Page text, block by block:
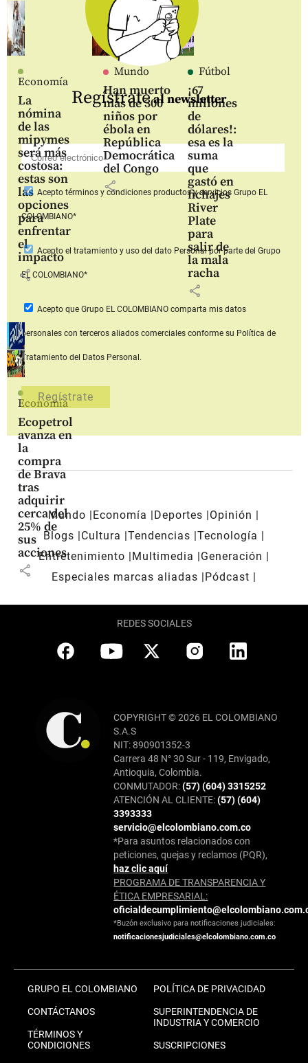
Economía
La
nómina
de las
mipymes
será más
costosa:
estas son
las
opciones
para
enfrentar
el
impacto
share
Mundo
Han muerto
más de 300
niños por
ébola en
República
Democrática
del Congo
share
Fútbol
¡67
millones
de
dólares!:
esa es la
suma
que
gastó en
fichajes
River
Plate
para
salir de
la mala
racha
share
Economía
Ecopetrol
avanza en
la
compra
de Brava
tras
adquirir
cerca del
25% de
sus
acciones
share
Regístrateal newsletter
Aceptotérminos y condiciones productos y serviciosGrupo EL
COLOMBIANO*
Acepto el tratamiento y uso del dato Personalpor parte del Grupo
EL COLOMBIANO*
Acepto que Grupo EL COLOMBIANOcomparta mis datos
personales con terceros aliados comerciales conforme su Política de
Tratamiento del Datos Personal.
Mundo Economía Deportes
Opinión
Blogs
Cultura Tendencias Tecnología
Entretenimiento
Multimedia
Generación
Especiales marcas aliadas
Pódcast
REDES SOCIALES
COPYRIGHT © 2026 EL COLOMBIANO
S.A.S
NIT: 890901352-3
Carrera 48 N° 30 Sur - 119, Envigado,
Antioquia, Colombia.
CONMUTADOR:(57) (604) 3315252
ATENCIÓN AL CLIENTE:(57) (604)
3393333
servicio@elcolombiano.com.co
*Para asuntos relacionados con
peticiones, quejas y reclamos (PQR),
haz clic aquí
PROGRAMA DE TRANSPARENCIA Y
ÉTICA EMPRESARIAL:
*Buzón exclusivo para notificaciones judiciales:
notificacionesjudiciales@elcolombiano.com.co
GRUPO EL COLOMBIANO
CONTÁCTANOS
TÉRMINOS Y
CONDICIONES
POLÍTICA DE PRIVACIDAD
SUPERINTENDENCIA DE
INDUSTRIA Y COMERCIO
SUSCRIPCIONES